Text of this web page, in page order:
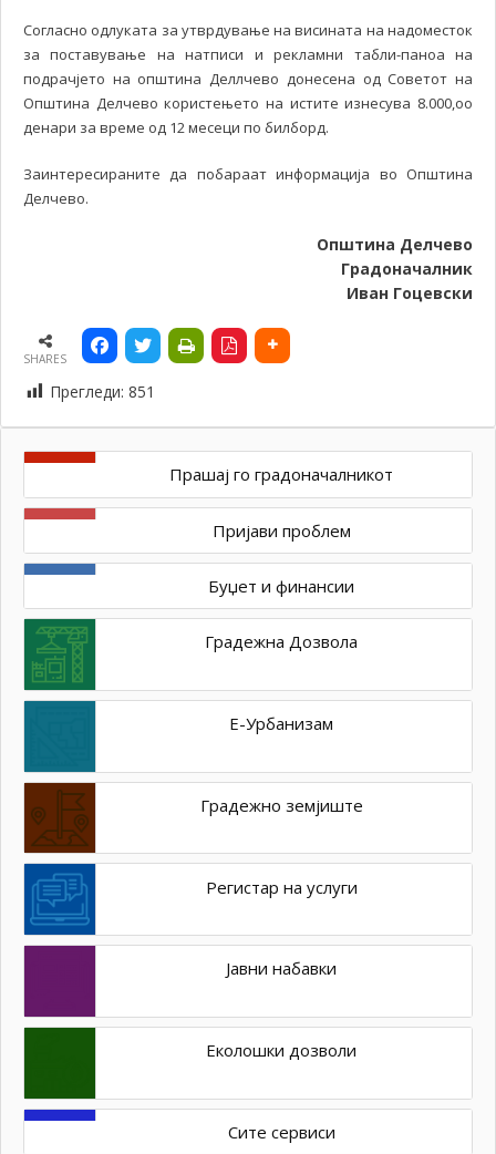
Согласно одлуката за утврдување на висината на надоместок
за поставување на натписи и рекламни табли-паноа на
подрачјето на општина Деллчево донесена од Советот на
Општина Делчево користењето на истите изнесува 8.000,оо
денари за време од 12 месеци по билборд.
Заинтересираните да побараат информација во Општина
Делчево.
Општина Делчево
Градоначалник
Иван Гоцевски
SHARES
Прегледи: 851
Прашај го градоначалникот
Пријави проблем
Буџет и финансии
Градежна Дозвола
Е-Урбанизам
Градежно земјиште
Регистар на услуги
Јавни набавки
Еколошки дозволи
Сите сервиси